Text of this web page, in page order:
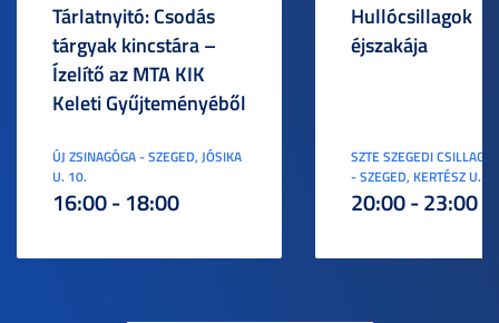
Tárlatnyitó: Csodás
tárgyak kincstára –
Ízelítő az MTA KIK
Keleti Gyűjteményéből
ÚJ ZSINAGÓGA - SZEGED, JÓSIKA
U. 10.
16:00 - 18:00
Hullócsillagok
éjszakája
SZTE SZEGEDI
- SZEGED, KERTÉSZ U. 3.
20:00 - 23:00